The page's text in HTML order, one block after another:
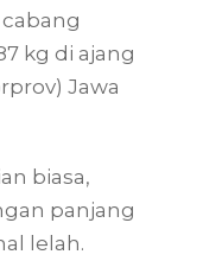
kg di ajang
Jawa
biasa,
panjang
lelah.